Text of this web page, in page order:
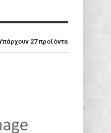
27 προϊόντα